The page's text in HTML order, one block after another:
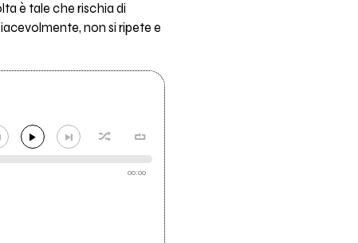
è tale che rischia di
non si ripete e
00:00